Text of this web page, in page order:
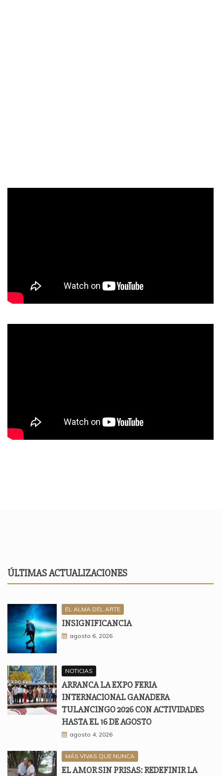
ÚLTIMAS ACTUALIZACIONES
EL ALMA DEL ARTE
INSIGNIFICANCIA
agosto 6, 2026
NOTICIAS
ARRANCA LA EXPO FERIA
INTERNACIONAL GANADERA
TULANCINGO 2026 CON ACTIVIDADES
HASTA EL 16 DE AGOSTO
agosto 4, 2026
MÁS VIVAS QUE NUNCA
EL AMOR SIN PRISAS: REDEFINIR LA